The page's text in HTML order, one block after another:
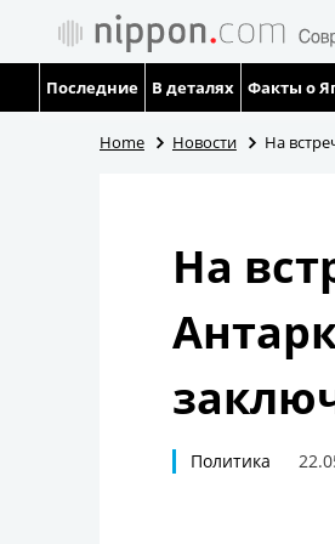
Последние В деталях Факты о
Home Новости На
На
Политика